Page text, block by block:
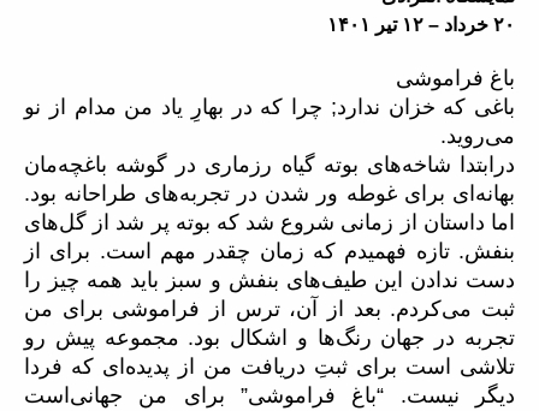
۲۰ خرداد – ۱۲ تیر ۱۴۰۱
باغ فراموشی
باغی که خزان ندارد; چرا که در بهارِ یاد من مدام از نو
می‌روید.
درابتدا شاخه‌های بوته گیاه رزماری در گوشه باغچه‌مان
بهانه‌ای برای غوطه‌ ور شدن در تجربه‌های طراحانه بود.
اما داستان از زمانی شروع شد که بوته پر شد از گل‌های
بنفش. تازه فهمیدم که زمان چقدر مهم است. برای از
دست ندادن این طیف‌های بنفش و سبز باید همه چیز را
ثبت می‌کردم. بعد از آن، ترس از فراموشی برای من
تجربه در جهان رنگ‌ها و اشکال بود. مجموعه پیش رو
تلاشی است برای ثبتِ دریافت من از پدیده‌ای که فردا
دیگر نیست. “باغ فراموشی” برای من جهانی‌است